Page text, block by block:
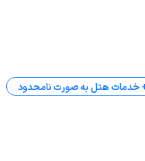
خدمات هتل به صورت نامحدود